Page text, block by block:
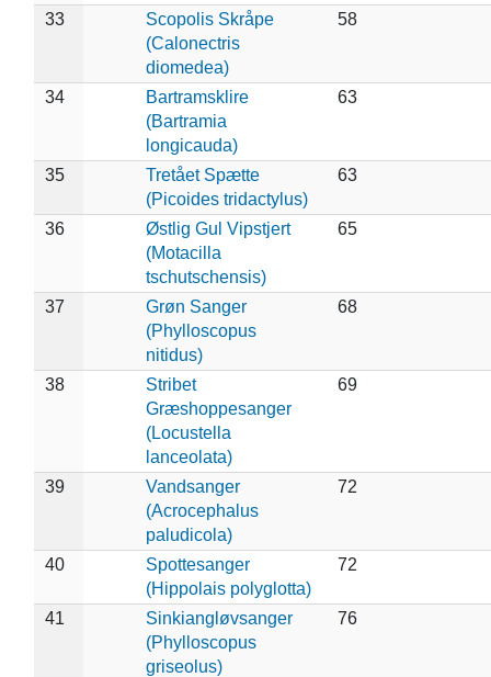
33
Scopolis Skråpe
(Calonectris
diomedea)
58
34
Bartramsklire
(Bartramia
longicauda)
63
35
Tretået Spætte
(Picoides tridactylus)
63
36
Østlig Gul Vipstjert
(Motacilla
tschutschensis)
65
37
Grøn Sanger
(Phylloscopus
nitidus)
68
38
Stribet
Græshoppesanger
(Locustella
lanceolata)
69
39
Vandsanger
(Acrocephalus
paludicola)
72
40
Spottesanger
(Hippolais polyglotta)
72
41
Sinkiangløvsanger
(Phylloscopus
griseolus)
76